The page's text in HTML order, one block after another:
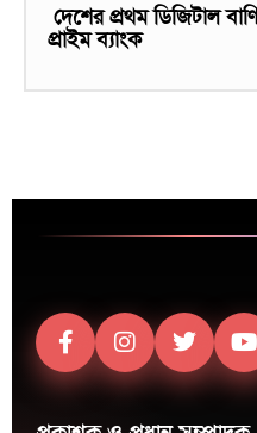
দেশের প্রথম ডিজিটাল
প্রাইম ব্যাংক